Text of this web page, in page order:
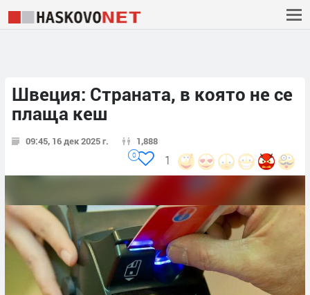
Швеция: Страната, в която не се
плаща кеш
09:45, 16 дек 2025 г. 1,888
1
0